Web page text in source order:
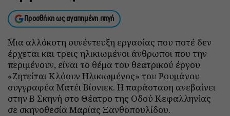
Προσθήκη ως αγαπημένη πηγή
Μια αλλόκοτη συνέντευξη εργασίας που ποτέ δεν
έρχεται και τρεις ηλικιωμένοι άνθρωποι που την
περιμένουν, είναι το θέμα του θεατρικού έργου
«Ζητείται Κλόουν Ηλικιωμένος» του Ρουμάνου
συγγραφέα Ματέι Βίσνιεκ. Η παράσταση ανεβαίνει
στην Β Σκηνή στο Θέατρο της Οδού Κεφαλληνίας
σε σκηνοθεσία Μαρίας Ξανθοπουλίδου.